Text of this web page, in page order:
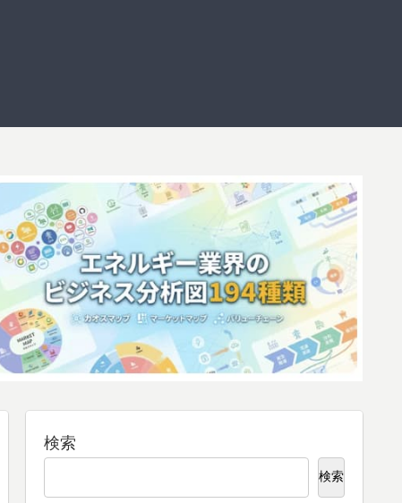
検索
検索